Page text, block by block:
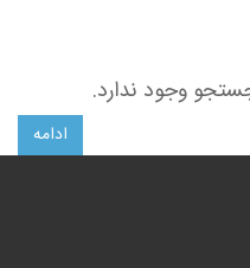
وجود ندارد.
ادامه